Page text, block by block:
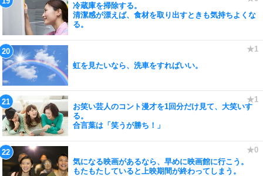
冷蔵庫を掃除する。
清潔感が漂えば、食材を取り出すときも気持ちよくな
る。
虹を見たいなら、洗車をすればいい。
お笑い芸人のコント漫才を1回分だけ見て、大笑いす
る。
合言葉は「笑うが勝ち！」
気になる映画があるなら、早めに映画館に行こう。
もたもたしていると上映期間が終わってしまう。